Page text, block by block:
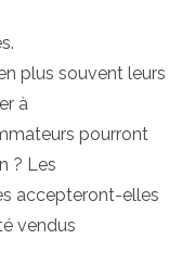
plus souvent leurs
à
pourront
? Les
accepteront-elles
vendus